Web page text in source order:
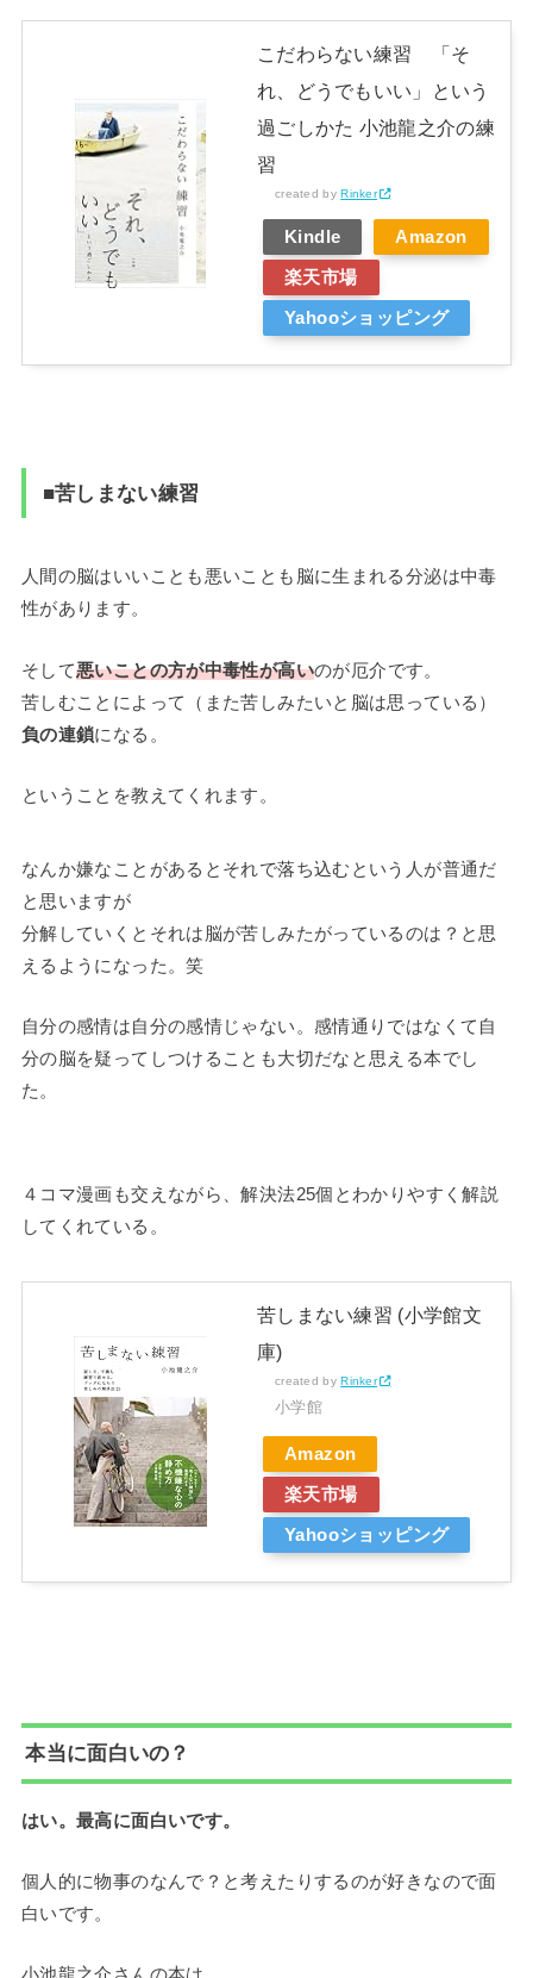
こだわらない練習 「そ
れ、どうでもいい」という
過ごしかた 小池龍之介の練
習
created byRinker
Kindle Amazon
楽天市場
Yahooショッピング
■苦しまない練習
人間の脳はいいことも悪いことも脳に生まれる分泌は中毒
性があります。
そして悪いことの方が中毒性が高いのが厄介です。
苦しむことによって（また苦しみたいと脳は思っている）
負の連鎖になる。
ということを教えてくれます。
なんか嫌なことがあるとそれで落ち込むという人が普通だ
と思いますが
分解していくとそれは脳が苦しみたがっているのは？と思
えるようになった。笑
自分の感情は自分の感情じゃない。感情通りではなくて自
分の脳を疑ってしつけることも大切だなと思える本でし
た。
４コマ漫画も交えながら、解決法25個とわかりやすく解説
してくれている。
苦しまない練習 (小学館文
庫)
created byRinker
小学館
Amazon
楽天市場
Yahooショッピング
本当に面白いの？
はい。最高に面白いです。
個人的に物事のなんで？と考えたりするのが好きなので面
白いです。